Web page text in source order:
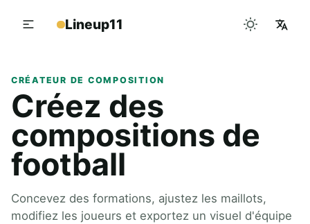
Lineup11
CRÉATEUR DE COMPOSITION
Créez des
compositions de
football
Concevez des formations, ajustez les maillots,
modifiez les joueurs et exportez un visuel d'équipe